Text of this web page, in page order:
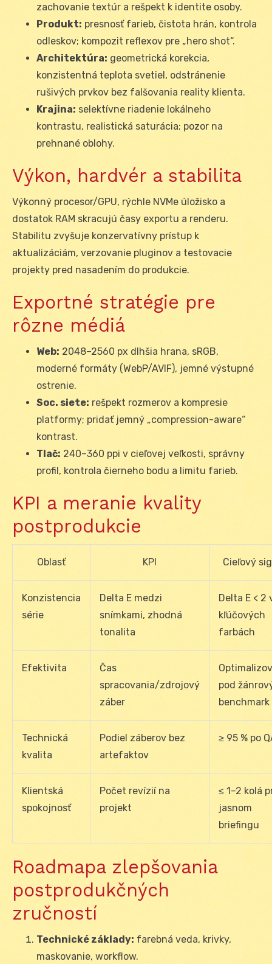
zachovanie textúr a rešpekt k identite osoby.
Produkt: presnosť farieb, čistota hrán, kontrola
odleskov; kompozit reflexov pre „hero shot“.
Architektúra: geometrická korekcia,
konzistentná teplota svetiel, odstránenie
rušivých prvkov bez falšovania reality klienta.
Krajina: selektívne riadenie lokálneho
kontrastu, realistická saturácia; pozor na
prehnané oblohy.
Výkon, hardvér a stabilita
Výkonný procesor/GPU, rýchle NVMe úložisko a
dostatok RAM skracujú časy exportu a renderu.
Stabilitu zvyšuje konzervatívny prístup k
aktualizáciám, verzovanie pluginov a testovacie
projekty pred nasadením do produkcie.
Exportné stratégie pre
rôzne médiá
Web: 2048–2560 px dlhšia hrana, sRGB,
moderné formáty (WebP/AVIF), jemné výstupné
ostrenie.
Soc. siete: rešpekt rozmerov a kompresie
platformy; pridať jemný „compression-aware“
kontrast.
Tlač: 240–360 ppi v cieľovej veľkosti, správny
profil, kontrola čierneho bodu a limitu farieb.
KPI a meranie kvality
postprodukcie
Oblasť KPI Cieľový
Konzistencia
série
Delta E medzi
snímkami, zhodná
tonalita
Delta E < 2
kľúčových
farbách
Efektivita
Čas
spracovania/zdrojový
záber
pod
benchmark
Technická
kvalita
Podiel záberov bez
artefaktov
≥ 95 % po
Klientská
spokojnosť
Počet revízií na
projekt
≤ 1–2 kolá
jasnom
briefingu
Roadmapa zlepšovania
postprodukčných
zručností
Technické základy: farebná veda, krivky,
maskovanie, workflow.